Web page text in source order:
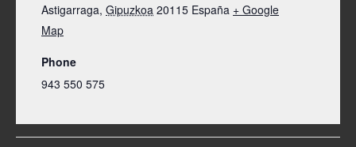
Astigarraga, Gipuzkoa 20115 España + Google
Map
Phone
943 550 575